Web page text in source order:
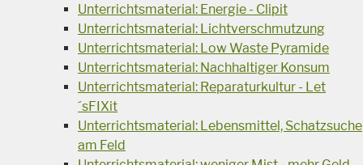
Unterrichtsmaterial: Energie - Clipit
Unterrichtsmaterial: Lichtverschmutzung
Unterrichtsmaterial: Low Waste Pyramide
Unterrichtsmaterial: Nachhaltiger Konsum
Unterrichtsmaterial: Reparaturkultur - Let
´sFIXit
Unterrichtsmaterial: Lebensmittel, Schatzsuche
am Feld